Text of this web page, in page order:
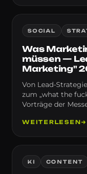
SOCIAL
Was
müssen —
Marketing"
Von Lead-
zum „what the
Vorträge der
WEITERLESEN→
KI.
KI CONTENT